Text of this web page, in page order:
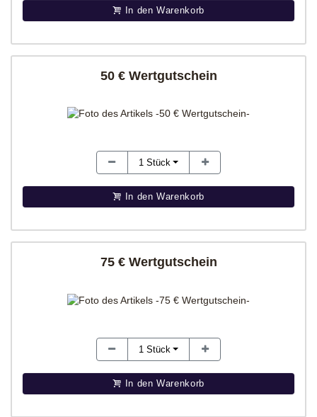
In den Warenkorb
50 € Wertgutschein
1 Stück
In den Warenkorb
75 € Wertgutschein
1 Stück
In den Warenkorb